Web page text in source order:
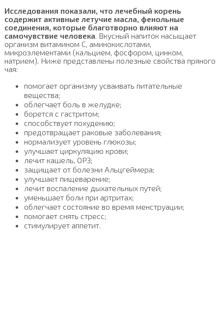
Исследования показали, что лечебный корень
содержит активные летучие масла, фенольные
соединения, которые благотворно влияют на
самочувствие человека . Вкусный напиток насыщает
организм витамином С, аминокислотами,
микроэлементами (кальцием, фосфором, цинком,
натрием). Ниже представлены полезные свойства пряного
чая:
помогает организму усваивать питательные
вещества;
облегчает боль в желудке;
борется с гастритом;
способствует похудению;
предотвращает раковые заболевания;
нормализует уровень глюкозы;
улучшает циркуляцию крови;
лечит кашель, ОРЗ;
защищает от болезни Альцгеймера;
улучшает пищеварение;
лечит воспаление дыхательных путей;
уменьшает боли при артритах;
облегчает состояние во время менструации;
помогает снять стресс;
стимулирует аппетит.